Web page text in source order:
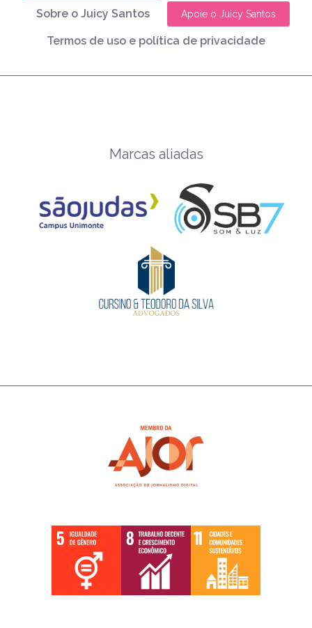
Sobre o Juicy Santos Apoie o Juicy Santos
Termos de uso e política de privacidade
Marcas aliadas